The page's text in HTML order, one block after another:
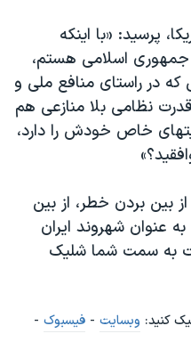
پرسید: «با اینکه
اسلامی هستم،
در راستای منافع ملی و
نظامی بلا منازعی هم
خاص خودش را دارد،
بین بردن خطر، از بین
عنوان شهروند ایران
به سمت شما شلیک
کنید: وبسایت - فیسبوک -